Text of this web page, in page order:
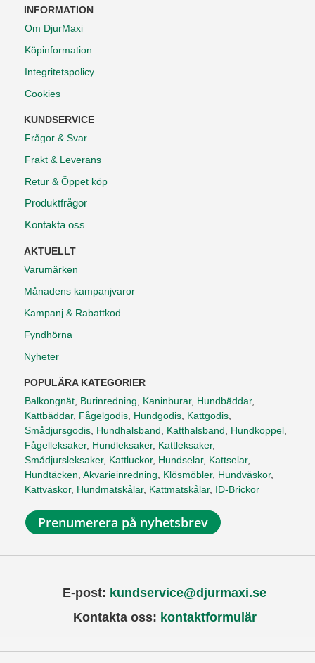
INFORMATION
Om DjurMaxi
Köpinformation
Integritetspolicy
Cookies
KUNDSERVICE
Frågor & Svar
Frakt & Leverans
Retur & Öppet köp
Produktfrågor
Kontakta oss
AKTUELLT
Varumärken
Månadens kampanjvaror
Kampanj & Rabattkod
Fyndhörna
Nyheter
POPULÄRA KATEGORIER
Balkongnät, Burinredning, Kaninburar, Hundbäddar,
Kattbäddar, Fågelgodis, Hundgodis, Kattgodis,
Smådjursgodis, Hundhalsband, Katthalsband, Hundkoppel,
Fågelleksaker, Hundleksaker, Kattleksaker,
Smådjursleksaker, Kattluckor, Hundselar, Kattselar,
Hundtäcken, Akvarieinredning, Klösmöbler, Hundväskor,
Kattväskor, Hundmatskålar, Kattmatskålar, ID-Brickor
Prenumerera på nyhetsbrev
E-post: kundservice@djurmaxi.se
Kontakta oss: kontaktformulär